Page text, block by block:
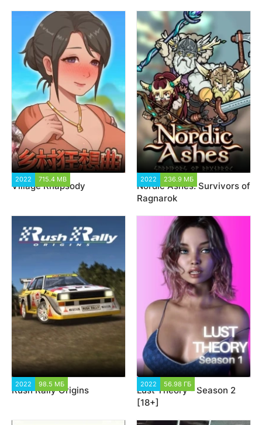
2022 715.4 MB
Village Rhapsody
2022 236.9 МБ
Nordic Ashes: Survivors of
Ragnarok
2022 98.5 МБ
Rush Rally Origins
2022 56.98 ГБ
Lust Theory - Season 2
[18+]